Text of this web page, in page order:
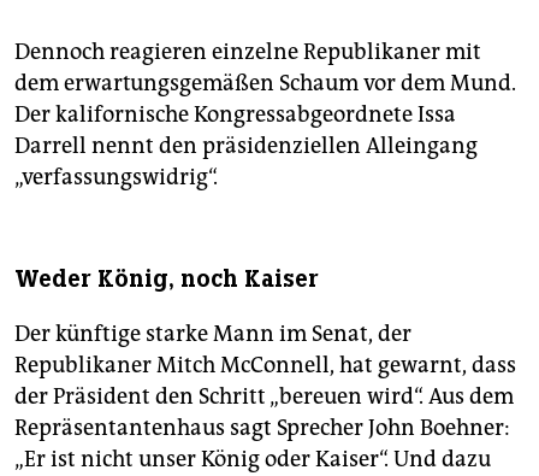
Dennoch reagieren einzelne Republikaner mit
dem erwartungsgemäßen Schaum vor dem Mund.
Der kalifornische Kongressabgeordnete Issa
Darrell nennt den präsidenziellen Alleingang
„verfassungswidrig“.
Weder König, noch Kaiser
Der künftige starke Mann im Senat, der
Republikaner Mitch McConnell, hat gewarnt, dass
der Präsident den Schritt „bereuen wird“. Aus dem
Repräsentantenhaus sagt Sprecher John Boehner:
„Er ist nicht unser König oder Kaiser“. Und dazu